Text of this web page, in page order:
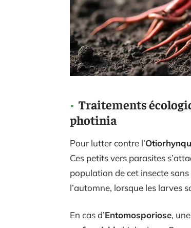
Traitements
photinia
Pour lutter contre l’
Ces petits vers parasites
population de cet insecte
l’automne, lorsque les larves
En cas d’Entomosporiose,